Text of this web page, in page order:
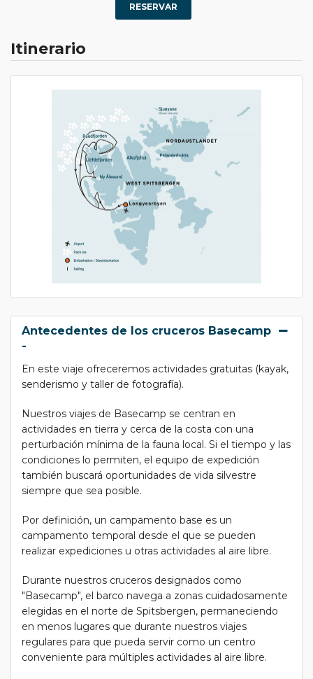
RESERVAR
Itinerario
Antecedentes de los cruceros Basecamp
-
En este viaje ofreceremos actividades gratuitas (kayak,
senderismo y taller de fotografía).
Nuestros viajes de Basecamp se centran en
actividades en tierra y cerca de la costa con una
perturbación mínima de la fauna local. Si el tiempo y las
condiciones lo permiten, el equipo de expedición
también buscará oportunidades de vida silvestre
siempre que sea posible.
Por definición, un campamento base es un
campamento temporal desde el que se pueden
realizar expediciones u otras actividades al aire libre.
Durante nuestros cruceros designados como
"Basecamp", el barco navega a zonas cuidadosamente
elegidas en el norte de Spitsbergen, permaneciendo
en menos lugares que durante nuestros viajes
regulares para que pueda servir como un centro
conveniente para múltiples actividades al aire libre.